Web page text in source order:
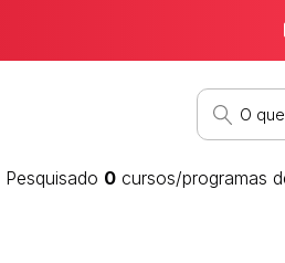
Pesquisado 0 cursos/programas